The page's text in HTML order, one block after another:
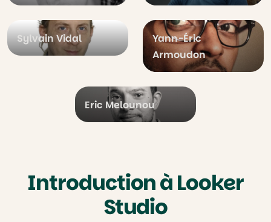
Sylvain Vidal
Yann-Éric
Armoudon
Eric Melounou
Introduction à Looker
Studio